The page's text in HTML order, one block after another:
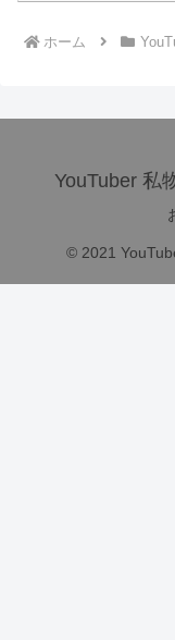
ホーム
YouTuber 私
© 2021